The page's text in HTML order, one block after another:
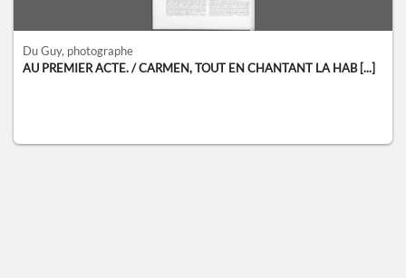
Du Guy, photographe
AU PREMIER ACTE. / CARMEN, TOUT EN CHANTANT LA HAB [...]